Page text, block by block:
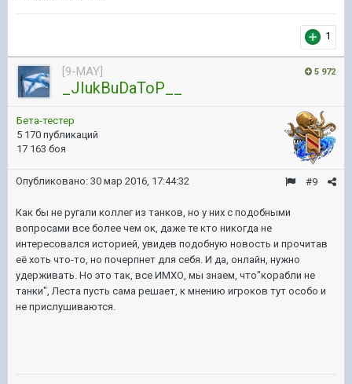
1
5 972
[9-MAY]
_JIukBuDaToP__
Бета-тестер
5 170 публикаций
17 163 боя
#9
Опубликовано: 30 мар 2016, 17:44:32
Как бы не ругали коллег из танков, но у них с подобными
вопросами все более чем ок, даже те кто никогда не
интересовался историей, увидев подобную новость и прочитав
её хоть что-то, но почерпнет для себя. И да, онлайн, нужно
удерживать. Но это так, все ИМХО, мы знаем, что"корабли не
танки", Леста пусть сама решает, к мнению игроков тут особо и
не прислушиваются.